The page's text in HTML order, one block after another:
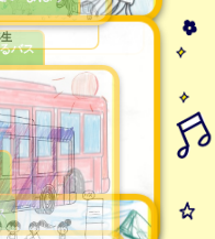
生
いなはす